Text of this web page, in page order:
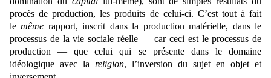
procès de production, les produits de celui-ci. C’est tout à fait
lemême rapport, inscrit dans la production matérielle, dans le
processus de la vie sociale réelle — car ceci est le processus de
production — que celui qui se présente dans le domaine
idéologique avec la religion, l’inversion du sujet en objet et